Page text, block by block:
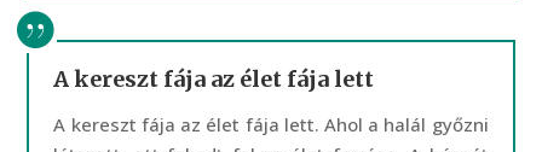
A kereszt fája az élet fája lett
A kereszt fája az élet fája lett. Ahol a halál győzni